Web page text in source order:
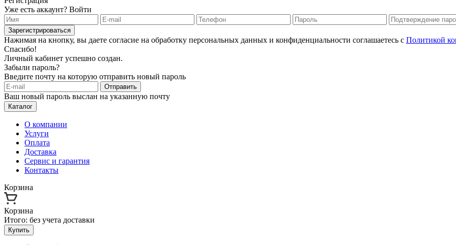
Уже есть аккаунт? Войти
Зарегистрироваться
Нажимая на кнопку, вы даете согласие на обработку персональных данных и конфиденциальности соглашаетесь с Политикой
Спасибо!
Личный кабинет успешно создан.
Забыли пароль?
Введите почту на которую отправить новый пароль
Отправить
Ваш новый пароль выслан на указанную почту
Каталог
О компании
Услуги
Оплата
Доставка
Сервис и гарантия
Контакты
Корзина
Корзина
Итого: без учета доставки
Купить